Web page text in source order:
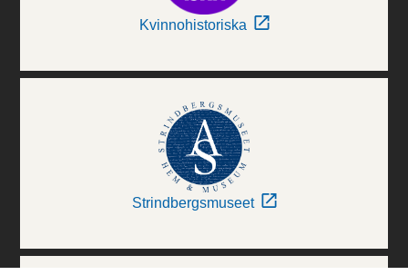
Kvinnohistoriska
Strindbergsmuseet